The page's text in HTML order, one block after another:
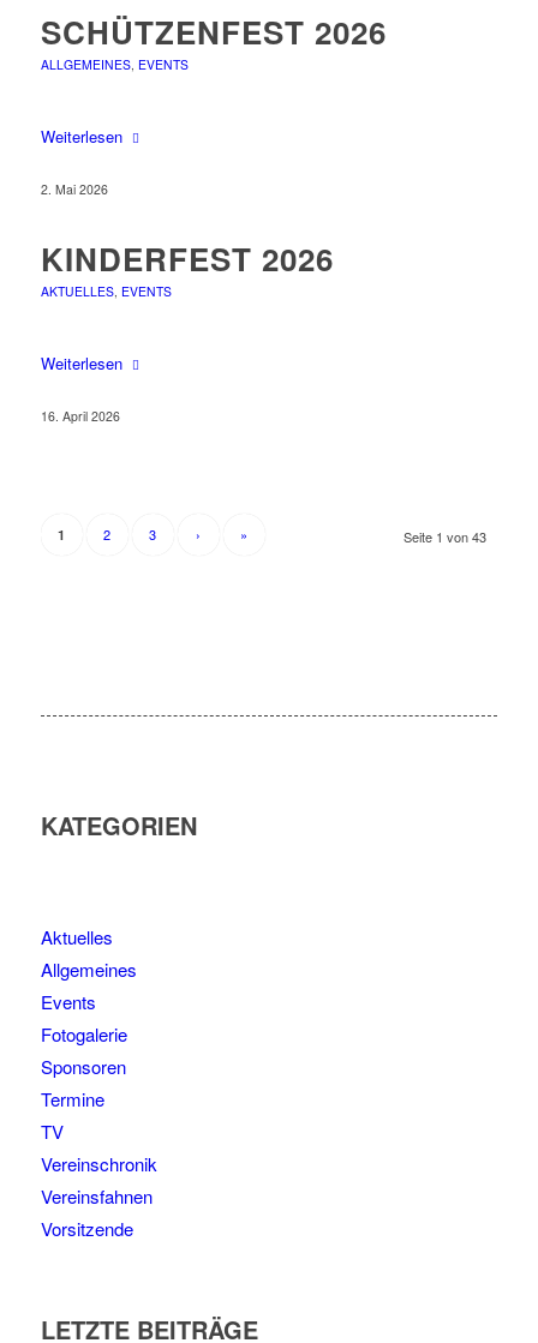
SCHÜTZENFEST 2026
ALLGEMEINES, EVENTS
Weiterlesen
2. Mai 2026
KINDERFEST 2026
AKTUELLES, EVENTS
Weiterlesen
16. April 2026
Seite 1 von 43
1 2 3 › »
KATEGORIEN
Aktuelles
Allgemeines
Events
Fotogalerie
Sponsoren
Termine
TV
Vereinschronik
Vereinsfahnen
Vorsitzende
LETZTE BEITRÄGE